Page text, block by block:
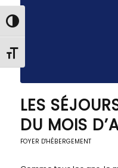
Passer en contraste élevé
Changer la taille de la
LES
DU MOIS
FOYER D'HÉBERGEMENT